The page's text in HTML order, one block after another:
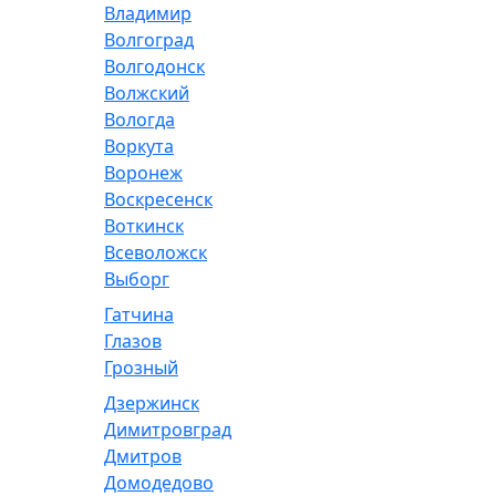
Владимир
Волгоград
Волгодонск
Волжский
Вологда
Воркута
Воронеж
Воскресенск
Воткинск
Всеволожск
Выборг
Гатчина
Глазов
Грозный
Дзержинск
Димитровград
Дмитров
Домодедово